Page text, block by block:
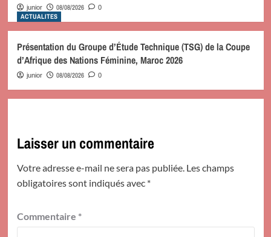
junior 08/08/2026 0
ACTUALITES
Présentation du Groupe d’Étude Technique (TSG) de la Coupe
d’Afrique des Nations Féminine, Maroc 2026
junior 08/08/2026 0
Laisser un commentaire
Votre adresse e-mail ne sera pas publiée. Les champs
obligatoires sont indiqués avec *
Commentaire *